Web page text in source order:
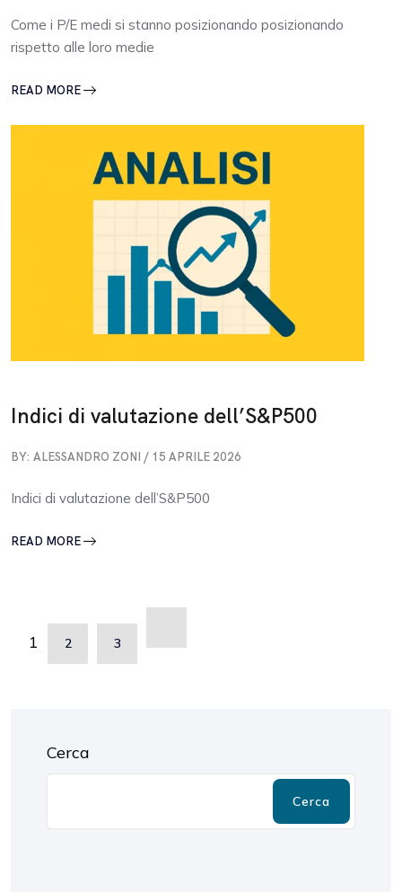
Come i P/E medi si stanno posizionando posizionando
rispetto alle loro medie
READ MORE
Indici di valutazione dell’S&P500
BY: ALESSANDRO ZONI / 15 APRILE 2026
Indici di valutazione dell’S&P500
READ MORE
1 2 3
Cerca
Cerca